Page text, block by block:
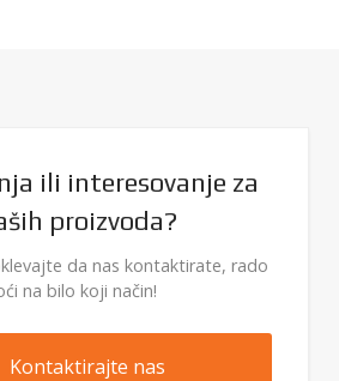
ili interesovanje za
proizvoda?
da nas kontaktirate, rado
na bilo koji način!
Kontaktirajte nas